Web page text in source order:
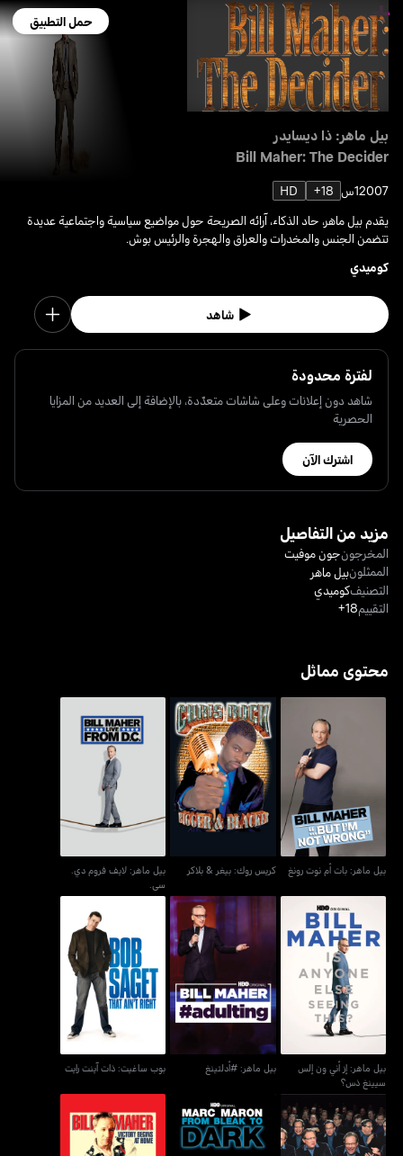
حمل التطبيق
بيل ماهر: ذا ديسايدر
Bill Maher: The Decider
20071س 18+
HD
يقدم بيل ماهر، حاد الذكاء، آرائه الصريحة حول مواضيع سياسية واجتماعية عديدة
تتضمن الجنس والمخدرات والعراق والهجرة والرئيس بوش.
كوميدي
شاهد
لفترة محدودة
شاهد دون إعلانات وعلى شاشات متعدّدة، بالإضافة إلى العديد من المزايا
الحصرية
اشترك الآن
مزيد من التفاصيل
المخرجونجون موفيت
الممثلونبيل ماهر
التصنيفكوميدي
التقييم18+
محتوى مماثل
بيل ماهر: بات أم نوت رونغ
بيل ماهر: بات أم نوت رونغ
كريس روك: بيغر & بلاكر
كريس روك: بيغر & بلاكر
بيل ماهر: لايف فروم دي.
سي.
بيل ماهر: لايف فروم دي.
سي.
بيل ماهر: إز أني ون إلس
سيينغ ذس؟
بيل ماهر: إز أني ون إلس
سيينغ ذس؟
بيل ماهر: #أدلتينغ
بيل ماهر: #أدلتينغ
بوب ساغيت: ذات آينت رايت
بوب ساغيت: ذات آينت رايت